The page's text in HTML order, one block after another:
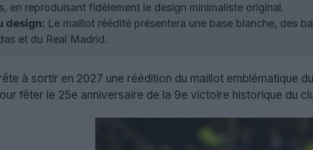
en reproduisant fidèlement le design minimaliste original.
design: Le maillot réédité présentera une base blanche, des
et du Real Madrid.
à sortir en 2027 une réédition du maillot emblématique du
fêter le 25e anniversaire de la 9e victoire historique du